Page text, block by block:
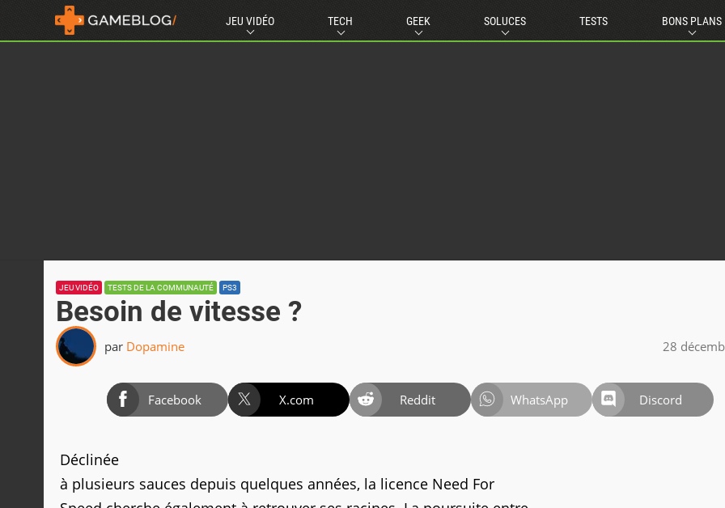
JEU VIDÉO TECH GEEK SOLUCES TESTS BONS PLANS
JEU VIDÉO TESTS DE LA COMMUNAUTÉ PS3
Besoin de vitesse ?
par Dopamine 28
Facebook X.com Reddit WhatsApp Discord
Déclinée
à plusieurs sauces depuis quelques années, la licence Need For